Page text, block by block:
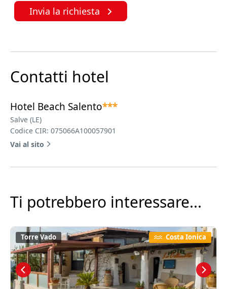
Invia la richiesta
Contatti hotel
Hotel Beach Salento***
Salve (LE)
Codice CIR: 075066A100057901
Vai al sito
Ti potrebbero interessare...
Torre Vado Costa Ionica